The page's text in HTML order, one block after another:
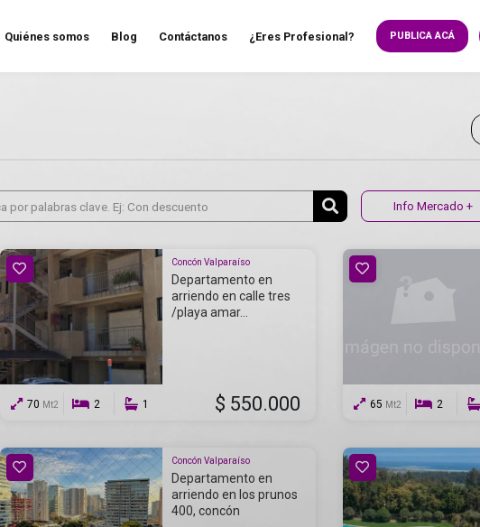
Quiénes somos Blog Contáctanos ¿Eres Profesional? PUBLICA ACÁ
Info Mercado +
Concón Valparaíso
Departamento en
arriendo en calle tres
/playa amar...
70 Mt2 2 1 $ 550.000 65 Mt2 2
Concón Valparaíso
Departamento en
arriendo en los prunos
400, concón